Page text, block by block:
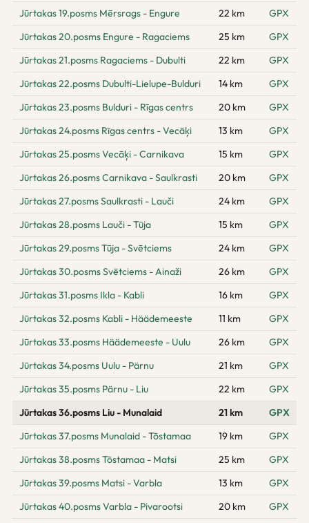
Jūrtakas 19.posms Mērsrags - Engure
22 km
GPX
Jūrtakas 20.posms Engure - Ragaciems
25 km
GPX
Jūrtakas 21.posms Ragaciems - Dubulti
22 km
GPX
Jūrtakas 22.posms Dubulti-Lielupe-Bulduri
14 km
GPX
Jūrtakas 23.posms Bulduri - Rīgas centrs
20 km
GPX
Jūrtakas 24.posms Rīgas centrs - Vecāķi
13 km
GPX
Jūrtakas 25.posms Vecāķi - Carnikava
15 km
GPX
Jūrtakas 26.posms Carnikava - Saulkrasti
20 km
GPX
Jūrtakas 27.posms Saulkrasti - Lauči
24 km
GPX
Jūrtakas 28.posms Lauči - Tūja
15 km
GPX
Jūrtakas 29.posms Tūja - Svētciems
24 km
GPX
Jūrtakas 30.posms Svētciems - Ainaži
26 km
GPX
Jūrtakas 31.posms Ikla - Kabli
16 km
GPX
Jūrtakas 32.posms Kabli - Häädemeeste
11 km
GPX
Jūrtakas 33.posms Häädemeeste - Uulu
26 km
GPX
Jūrtakas 34.posms Uulu - Pärnu
21 km
GPX
Jūrtakas 35.posms Pärnu - Liu
22 km
GPX
Jūrtakas 36.posms Liu - Munalaid
21 km
GPX
Jūrtakas 37.posms Munalaid - Tõstamaa
19 km
GPX
Jūrtakas 38.posms Tõstamaa - Matsi
25 km
GPX
Jūrtakas 39.posms Matsi - Varbla
13 km
GPX
Jūrtakas 40.posms Varbla - Pivarootsi
20 km
GPX